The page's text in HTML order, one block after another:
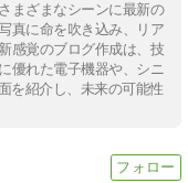
まざまなシーンに最新の
真に命を吹き込み、リア
感覚のブログ作成は、技
優れた電子機器や、シニ
を紹介し、未来の可能性